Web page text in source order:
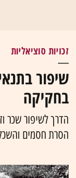
זכויות סוציאליות
שיפור
בחקיקה
הדרך לשיפור שכר
הסרת חסמים